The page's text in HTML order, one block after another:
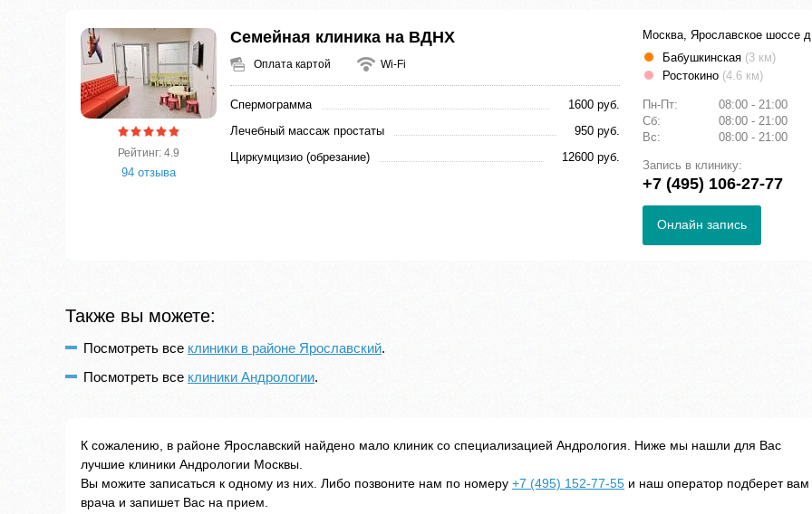
Рейтинг: 4.9
94 отзыва
Семейная клиника на ВДНХ
Оплата картой Wi-Fi
Спермограмма
1600 руб.
Лечебный массаж простаты
950 руб.
Циркумцизио (обрезание)
12600 руб.
Москва, Ярославское шоссе
Бабушкинская (3 км)
Ростокино (4.6 км)
Пн-Пт:
08:00 - 21:00
Сб:
08:00 - 21:00
Вс:
08:00 - 21:00
Запись в клинику:
+7 (495) 106-27-77
Онлайн запись
Также вы можете:
Посмотреть все клиники в районе Ярославский.
Посмотреть все клиники Андрологии.
К сожалению, в районе Ярославский найдено мало клиник со специализацией Андрология. Ниже мы нашли для Вас
лучшие клиники Андрологии Москвы.
Вы можите записаться к одному из них. Либо позвоните нам по номеру +7 (495) 152-77-55 и наш оператор подберет вам
врача и запишет Вас на прием.